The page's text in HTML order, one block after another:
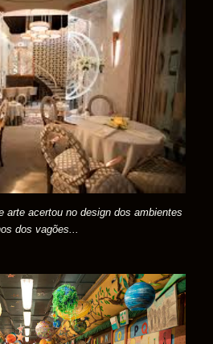
arte acertou no design dos ambientes
dos vagões...